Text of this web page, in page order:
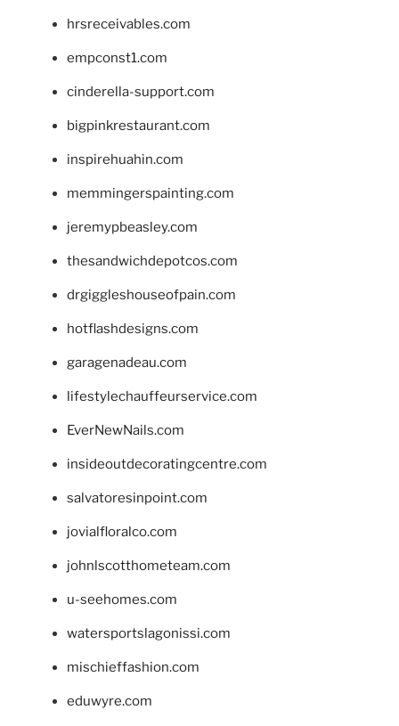
hrsreceivables.com
empconst1.com
cinderella-support.com
bigpinkrestaurant.com
inspirehuahin.com
memmingerspainting.com
jeremypbeasley.com
thesandwichdepotcos.com
drgiggleshouseofpain.com
hotflashdesigns.com
garagenadeau.com
lifestylechauffeurservice.com
EverNewNails.com
insideoutdecoratingcentre.com
salvatoresinpoint.com
jovialfloralco.com
johnlscotthometeam.com
u-seehomes.com
watersportslagonissi.com
mischieffashion.com
eduwyre.com